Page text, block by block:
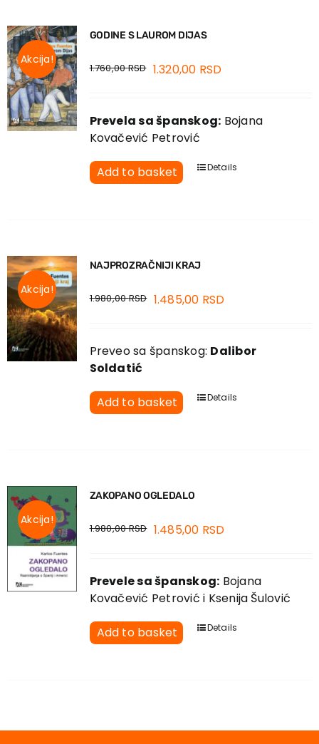
Akcija!
GODINE S LAUROM DIJAS
1.760,00RSD 1.320,00 RSD
Prevela sa španskog: Bojana
Kovačević Petrović
Add to basket Details
Akcija!
NAJPROZRAČNIJI KRAJ
1.980,00RSD 1.485,00 RSD
Preveo sa španskog: Dalibor
Soldatić
Add to basket Details
Akcija!
ZAKOPANO OGLEDALO
1.980,00RSD 1.485,00 RSD
Prevele sa španskog: Bojana
Kovačević Petrović i Ksenija Šulović
Add to basket Details